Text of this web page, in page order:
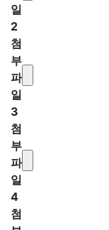
일
2
첨
부
파
일
3
첨
부
파
일
4
첨